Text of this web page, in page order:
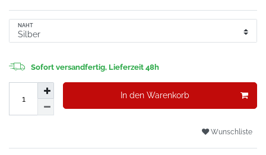
NAHT
Sofort versandfertig, Lieferzeit 48h
In den Warenkorb
Wunschliste